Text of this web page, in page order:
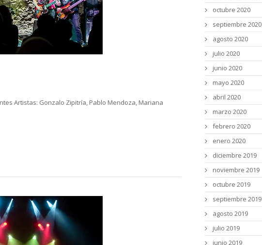
Artistas: Gonzalo Zipitría, Pablo Mendoza, Mariana
octubre 2020
septiembre 2020
agosto 2020
julio 2020
junio 2020
mayo 2020
abril 2020
marzo 2020
febrero 2020
enero 2020
diciembre 2019
noviembre 2019
octubre 2019
septiembre 2019
agosto 2019
julio 2019
junio 2019